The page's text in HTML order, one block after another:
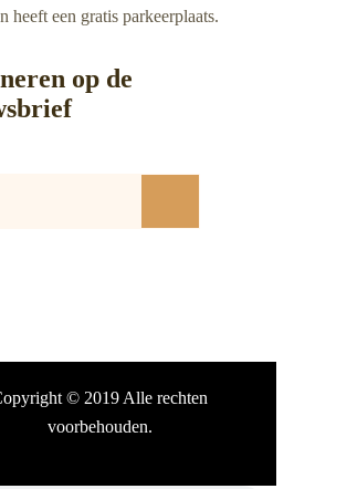
heeft een gratis parkeerplaats.
op de
© 2019 Alle rechten
voorbehouden.